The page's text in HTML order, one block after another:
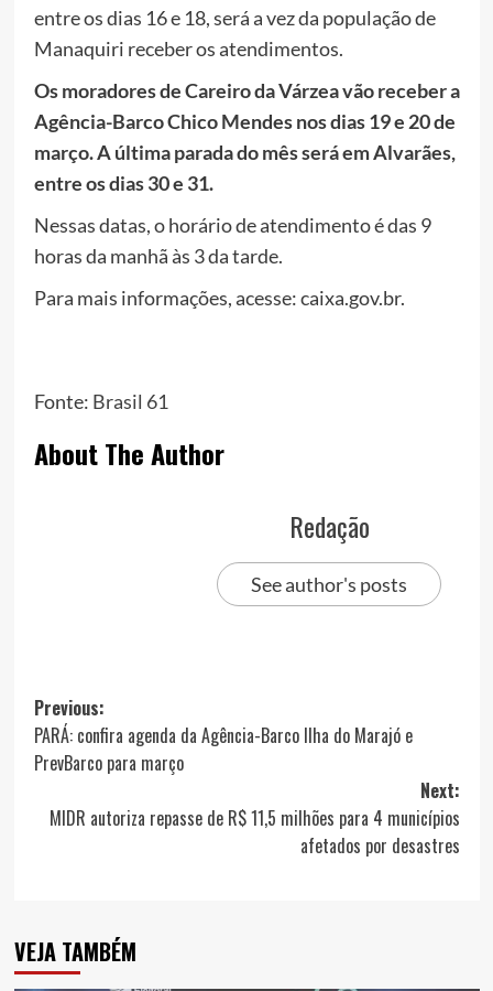
entre os dias 16 e 18, será a vez da população de
Manaquiri receber os atendimentos.
Os moradores de Careiro da Várzea vão receber a
Agência-Barco Chico Mendes nos dias 19 e 20 de
março. A última parada do mês será em Alvarães,
entre os dias 30 e 31.
Nessas datas, o horário de atendimento é das 9
horas da manhã às 3 da tarde.
Para mais informações, acesse: caixa.gov.br.
Fonte: Brasil 61
About The Author
Redação
See author's posts
Post
navigation
Previous:
PARÁ: confira agenda da Agência-Barco Ilha do Marajó e
PrevBarco para março
Next:
MIDR autoriza repasse de R$ 11,5 milhões para 4 municípios
afetados por desastres
VEJA TAMBÉM